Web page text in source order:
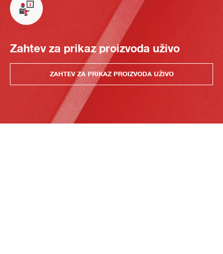
Zahtev za prikaz proizvoda uživo
ZAHTEV ZA PRIKAZ PROIZVODA UŽIVO